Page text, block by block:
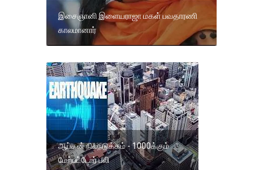
இசைஞானி இளையராஜா மகள் பவதாரணி
காலமானார்
ஆப்கன் நிலநடுக்கம் - 1000க்கும்
மேற்பட்டோர் பலி